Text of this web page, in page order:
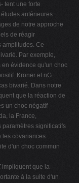
tent une forte
antérieures
de notre approche
de réagir
amplitudes. Ce
Par exemple,
en évidence qu'un choc
Kroner et nG
bivarié. Dans notre
que la réaction de
un choc négatif
la France,
paramètres significatifs
les covariances
d'un choc commun
impliquent que la
à la suite d'un